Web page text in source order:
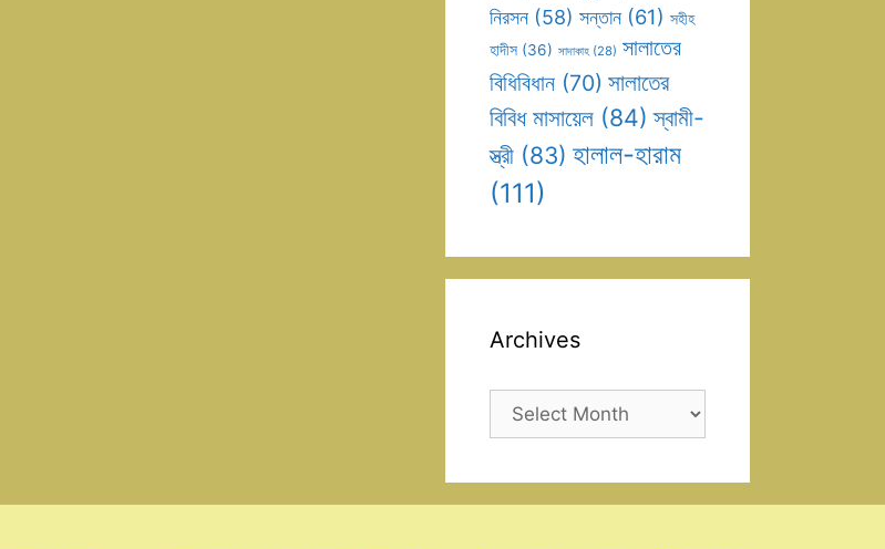
নিরসন (58) সন্তান (61) সহীহ
হাদীস (36) সাদাকাহ (28) সালাতের
বিধিবিধান (70) সালাতের
বিবিধ মাসায়েল (84) স্বামী-
স্ত্রী (83) হালাল-হারাম
(111)
Archives
Archives